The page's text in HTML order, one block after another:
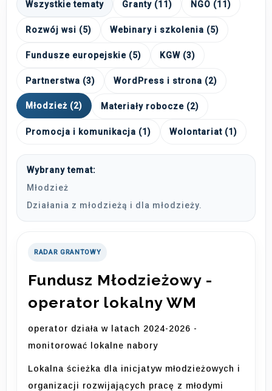
Wszystkie tematy Granty (11) NGO (11)
Rozwój wsi (5) Webinary i szkolenia (5)
Fundusze europejskie (5) KGW (3)
Partnerstwa (3) WordPress i strona (2)
Młodzież (2) Materiały robocze (2)
Promocja i komunikacja (1) Wolontariat (1)
Wybrany temat:
Młodzież
Działania z młodzieżą i dla młodzieży.
RADAR GRANTOWY
Fundusz Młodzieżowy -
operator lokalny WM
operator działa w latach 2024-2026 -
monitorować lokalne nabory
Lokalna ścieżka dla inicjatyw młodzieżowych i
organizacji rozwijających pracę z młodymi